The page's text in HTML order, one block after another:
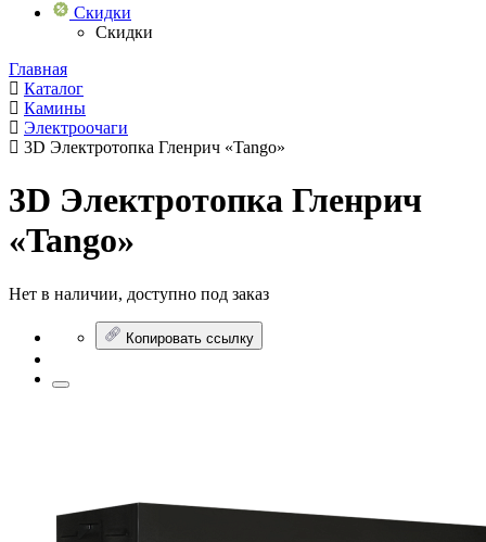
Скидки
Скидки
Главная
Каталог
Камины
Электроочаги
3D Электротопка Гленрич «Tango»
3D Электротопка Гленрич
«Tango»
Нет в наличии, доступно под заказ
Копировать ссылку